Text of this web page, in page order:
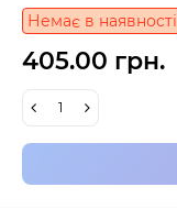
Немає в наявності
405.00 грн.